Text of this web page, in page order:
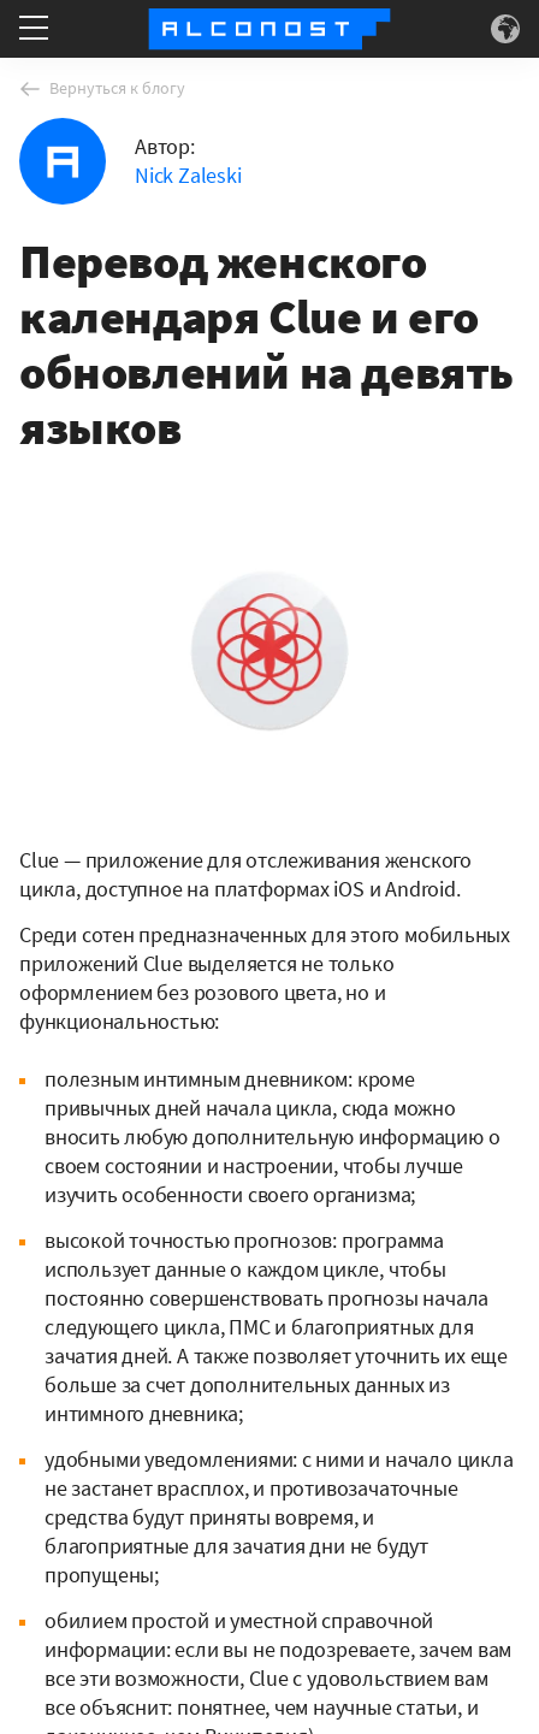
Что делаем
Для кого
Вернуться к блогу
Автор:
Nick Zaleski
Перевод женского
календаря Clue и его
обновлений на девять
языков
Clue — приложение для отслеживания женского
цикла, доступное на платформах iOS и Android.
Среди сотен предназначенных для этого мобильных
приложений Clue выделяется не только
оформлением без розового цвета, но и
функциональностью:
полезным интимным дневником: кроме
привычных дней начала цикла, сюда можно
вносить любую дополнительную информацию о
своем состоянии и настроении, чтобы лучше
изучить особенности своего организма;
высокой точностью прогнозов: программа
использует данные о каждом цикле, чтобы
постоянно совершенствовать прогнозы начала
следующего цикла, ПМС и благоприятных для
зачатия дней. А также позволяет уточнить их еще
больше за счет дополнительных данных из
интимного дневника;
удобными уведомлениями: с ними и начало цикла
не застанeт врасплох, и противозачаточные
средства будут приняты вовремя, и
благоприятные для зачатия дни не будут
пропущены;
обилием простой и уместной справочной
информации: если вы не подозреваете, зачем вам
все эти возможности, Clue с удовольствием вам
все объяснит: понятнее, чем научные статьи, и